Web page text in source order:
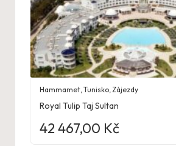
Hammamet,Tunisko,Zájezdy
Royal Tulip Taj Sultan
42 467,00 Kč